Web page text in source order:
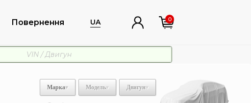
Повернення UA 0
Марка Модель Двигун